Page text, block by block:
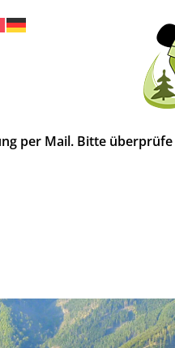
per Mail. Bitte überprüfe